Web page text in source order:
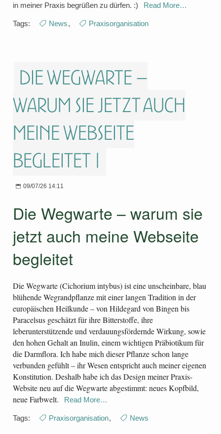
in meiner Praxis begrüßen zu dürfen. :)
Read More…
Tags: News, Praxisorganisation
Die Wegwarte –
warum sie jetzt auch
meine Webseite
begleitet |
09/07/26 14:11
Die Wegwarte – warum sie
jetzt auch meine Webseite
begleitet
Die Wegwarte (Cichorium intybus) ist eine unscheinbare, blau
blühende Wegrandpflanze mit einer langen Tradition in der
europäischen Heilkunde – von Hildegard von Bingen bis
Paracelsus geschätzt für ihre Bitterstoffe, ihre
leberunterstützende und verdauungsfördernde Wirkung, sowie
den hohen Gehalt an Inulin, einem wichtigen Präbiotikum für
die Darmflora. Ich habe mich dieser Pflanze schon lange
verbunden gefühlt – ihr Wesen entspricht auch meiner eigenen
Konstitution. Deshalb habe ich das Design meiner Praxis-
Website neu auf die Wegwarte abgestimmt: neues Kopfbild,
neue Farbwelt.
Read More…
Tags: Praxisorganisation, News